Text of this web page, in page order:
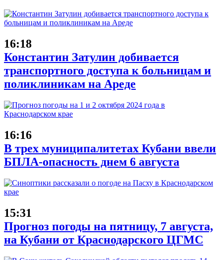
16:18
Константин Затулин добивается
транспортного доступа к больницам и
поликлиникам на Ареде
16:16
В трех муниципалитетах Кубани ввели
БПЛА-опасность днем 6 августа
15:31
Прогноз погоды на пятницу, 7 августа,
на Кубани от Краснодарского ЦГМС